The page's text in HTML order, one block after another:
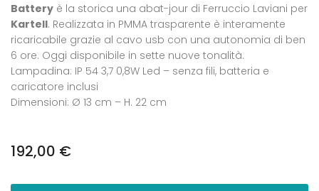
Battery è la storica una abat-jour di Ferruccio Laviani per
Kartell. Realizzata in PMMA trasparente è interamente
ricaricabile grazie al cavo usb con una autonomia di ben
6 ore. Oggi disponibile in sette nuove tonalità.
Lampadina: IP 54 3,7 0,8W Led – senza fili, batteria e
caricatore inclusi
Dimensioni: Ø 13 cm – H. 22 cm
192,00 €